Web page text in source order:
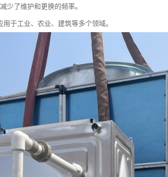
少了维护和更换的频率。
于工业、农业、建筑等多个领域。